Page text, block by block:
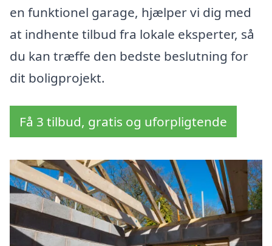
en funktionel garage, hjælper vi dig med
at indhente tilbud fra lokale eksperter, så
du kan træffe den bedste beslutning for
dit boligprojekt.
Få 3 tilbud, gratis og uforpligtende